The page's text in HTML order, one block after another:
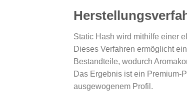
Static Hash wird mithilfe einer
Dieses Verfahren ermöglicht
Bestandteile, wodurch
Das Ergebnis ist ein Premium-
ausgewogenem Profil.